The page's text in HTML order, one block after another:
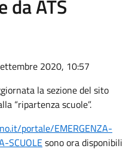
da ATS
2020, 10:57
la sezione del sito
“ripartenza scuole”.
portale/EMERGENZA-
SCUOLEsono ora disponibili